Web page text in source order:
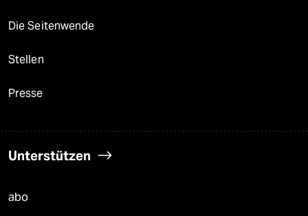
Die Seitenwende
Stellen
Presse
Unterstützen
abo